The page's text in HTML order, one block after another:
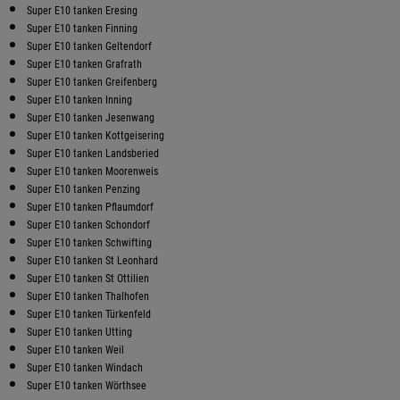
Super E10 tanken Eresing
Super E10 tanken Finning
Super E10 tanken Geltendorf
Super E10 tanken Grafrath
Super E10 tanken Greifenberg
Super E10 tanken Inning
Super E10 tanken Jesenwang
Super E10 tanken Kottgeisering
Super E10 tanken Landsberied
Super E10 tanken Moorenweis
Super E10 tanken Penzing
Super E10 tanken Pflaumdorf
Super E10 tanken Schondorf
Super E10 tanken Schwifting
Super E10 tanken St Leonhard
Super E10 tanken St Ottilien
Super E10 tanken Thalhofen
Super E10 tanken Türkenfeld
Super E10 tanken Utting
Super E10 tanken Weil
Super E10 tanken Windach
Super E10 tanken Wörthsee